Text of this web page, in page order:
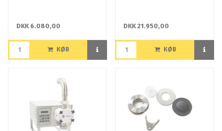
DKK 6.080,00
KØB
DKK 21.950,00
KØB